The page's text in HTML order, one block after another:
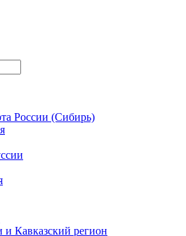
России (Сибирь)
Кавказский регион